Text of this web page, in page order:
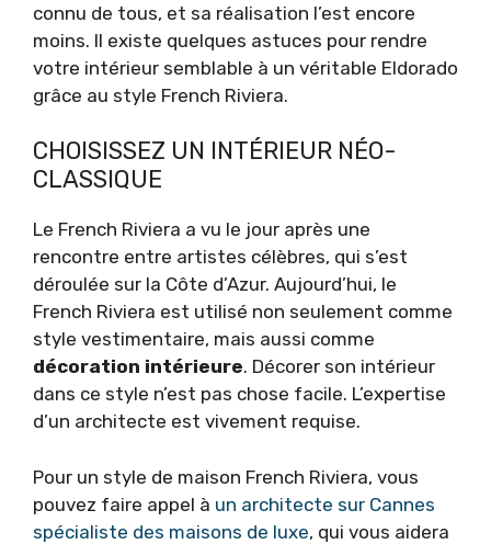
connu de tous, et sa réalisation l’est encore
moins. Il existe quelques astuces pour rendre
votre intérieur semblable à un véritable Eldorado
grâce au style French Riviera.
CHOISISSEZ UN INTÉRIEUR NÉO-
CLASSIQUE
Le French Riviera a vu le jour après une
rencontre entre artistes célèbres, qui s’est
déroulée sur la Côte d’Azur. Aujourd’hui, le
French Riviera est utilisé non seulement comme
style vestimentaire, mais aussi comme
décoration intérieure. Décorer son intérieur
dans ce style n’est pas chose facile. L’expertise
d’un architecte est vivement requise.
Pour un style de maison French Riviera, vous
pouvez faire appel à un architecte sur Cannes
spécialiste des maisons de luxe, qui vous aidera